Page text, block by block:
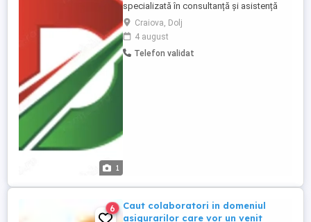
1
specializată în consultanță și asistență
pentru obținerea despăgubirilor în urma
accidentelor rutiere, își extinde echipa și
caută noi colaboratori în toată țara.
Compania noastră activează într-un
Craiova, Dolj
4 august
Telefon validat
6
Caut colaboratori in domeniul
asigurarilor care vor un venit